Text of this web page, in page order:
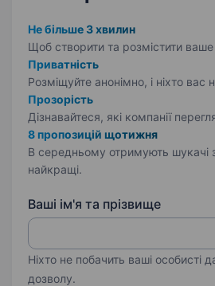
Не більше 3 хвилин
Щоб створити та розмістити ваше
Приватність
Розміщуйте анонімно, і ніхто вас
Прозорість
Дізнавайтеся, які компанії
8 пропозицій щотижня
В середньому отримують шукачі
найкращі.
Ваші ім'я та прізвище
Ніхто не побачить ваші особисті
дозволу.